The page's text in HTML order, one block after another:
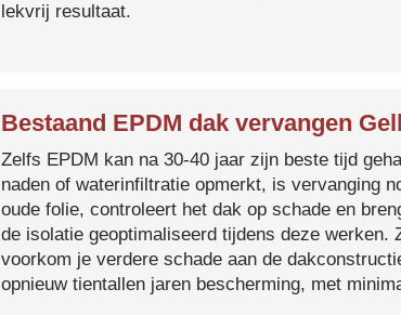
lekvrij resultaat.
Bestaand EPDM dak vervangen
Zelfs EPDM kan na 30-40 jaar zijn beste tijd
naden of waterinfiltratie opmerkt, is vervanging
oude folie, controleert het dak op schade en
de isolatie geoptimaliseerd tijdens deze werken.
voorkom je verdere schade aan de
opnieuw tientallen jaren bescherming, met